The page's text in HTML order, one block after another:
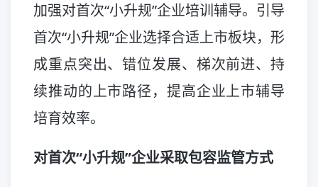
加强对首次“小升规”企业培训辅导。引导
首次“小升规”企业选择合适上市板块，形
成重点突出、错位发展、梯次前进、持
续推动的上市路径，提高企业上市辅导
培育效率。
对首次“小升规”企业采取包容监管方式